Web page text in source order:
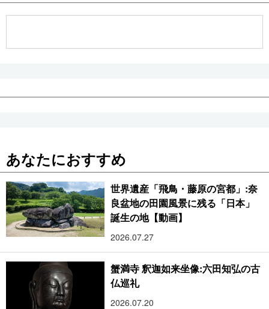
あなたにおすすめ
世界遺産「飛鳥・藤原の宮都」:奈
良盆地の田園風景に残る「日本」
誕生の地【動画】
2026.07.27
蟹満寺 釈迦如来坐像:六田知弘の古
仏巡礼
2026.07.20